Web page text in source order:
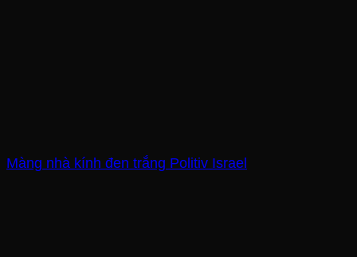
Màng nhà kính đen trắng Politiv Israel